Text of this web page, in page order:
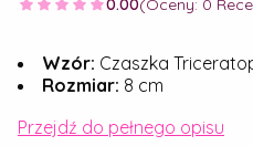
0.00(Oceny: 0
Wzór: Czaszka
Rozmiar: 8 cm
Przejdź do pełnego opisu